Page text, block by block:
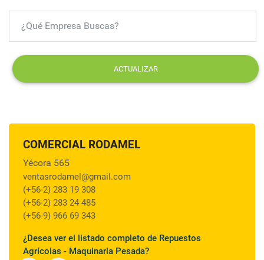
ACTUALIZAR
COMERCIAL RODAMEL
Yécora 565
ventasrodamel@gmail.com
(+56-2) 283 19 308
(+56-2) 283 24 485
(+56-9) 966 69 343
¿Desea ver el listado completo de Repuestos
Agrícolas - Maquinaria Pesada?